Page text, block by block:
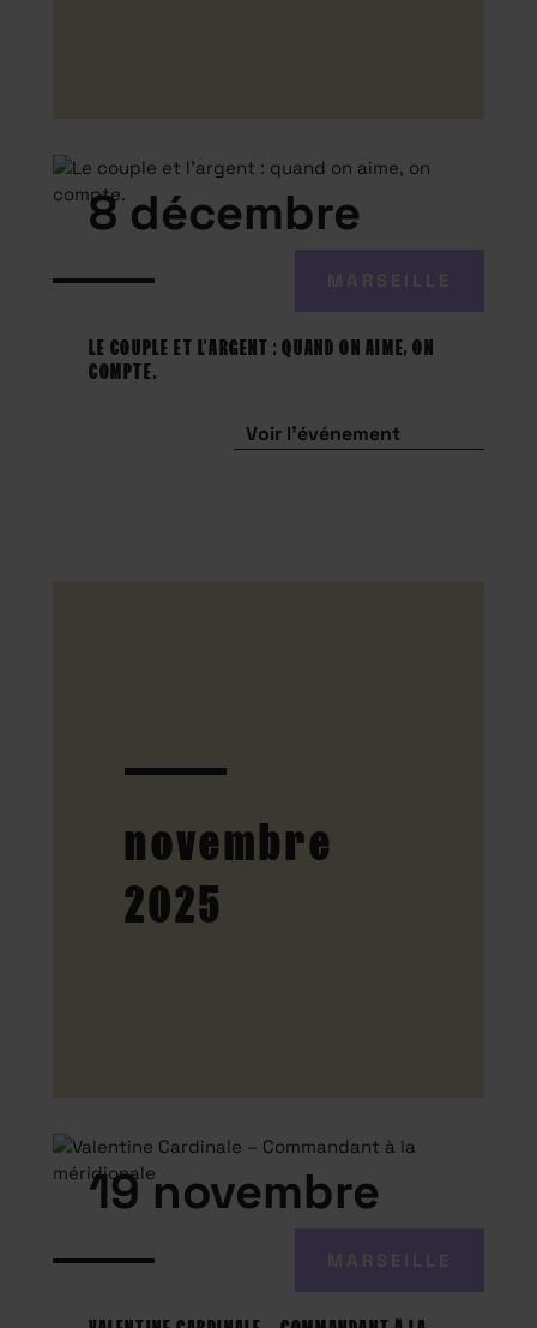
8 décembre
LE COUPLE ET L’ARGENT : QUAND ON AIME, ON
COMPTE.
Voir l'événement
novembre
2025
19 novembre